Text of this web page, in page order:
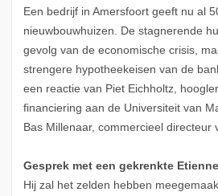
Een bedrijf in Amersfoort geeft nu al
nieuwbouwhuizen. De stagnerende
gevolg van de economische crisis,
strengere hypotheekeisen van de
een reactie van Piet Eichholtz,
financiering aan de Universiteit van
Bas Millenaar, commercieel directeur
Gesprek met een gekrenkte
Hij zal het zelden hebben